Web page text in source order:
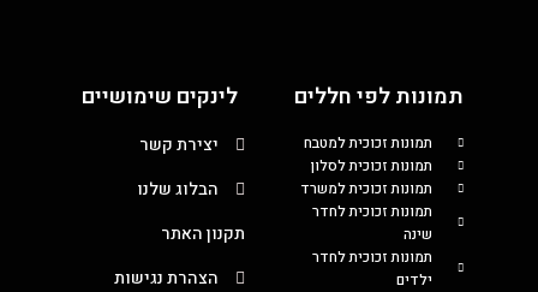
תמונות לפי חללים
תמונות זכוכית למטבח
תמונות זכוכית לסלון
תמונות זכוכית למשרד
תמונות זכוכית לחדר
שינה
תמונות זכוכית לחדר
ילדים
לינקים שימושיים
יצירת קשר
הבלוג שלנו
תקנון האתר
הצהרת נגישות